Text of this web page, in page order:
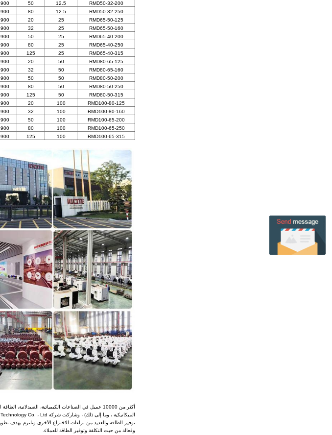
RMD50-32-200
12.5
50
RMD50-32-250
12.5
80
RMD65-50-125
25
20
RMD65-50-160
25
32
RMD65-40-200
25
50
RMD65-40-250
25
80
RMD65-40-315
25
125
RMD80-65-125
50
20
RMD80-65-160
50
32
RMD80-50-200
50
50
RMD80-50-250
50
80
RMD80-50-315
50
125
RMD100-80-125
100
20
RMD100-80-160
100
32
RMD100-65-200
100
50
RMD100-65-250
100
80
RMD100-65-315
100
125
توفير الطاقة والعديد من براءات الاختراع الأخرى.وتلتزم بهدف
وفعالة من حيث التكلفة وتوفير الطاقة للعملاء.